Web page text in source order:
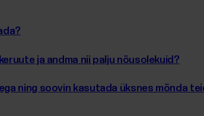
ja andma nii palju nõusolekuid?
ning soovin kasutada üksnes mõnda